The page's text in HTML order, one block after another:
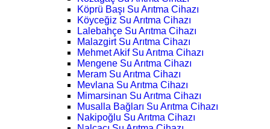
Köprü Başı Su Arıtma Cihazı
Köyceğiz Su Arıtma Cihazı
Lalebahçe Su Arıtma Cihazı
Malazgirt Su Arıtma Cihazı
Mehmet Akif Su Arıtma Cihazı
Mengene Su Arıtma Cihazı
Meram Su Arıtma Cihazı
Mevlana Su Arıtma Cihazı
Mimarsinan Su Arıtma Cihazı
Musalla Bağları Su Arıtma Cihazı
Nakipoğlu Su Arıtma Cihazı